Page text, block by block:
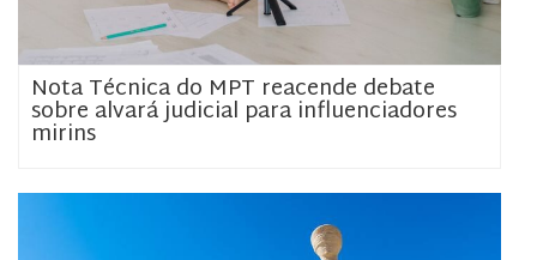
Nota Técnica do MPT reacende debate
sobre alvará judicial para influenciadores
mirins